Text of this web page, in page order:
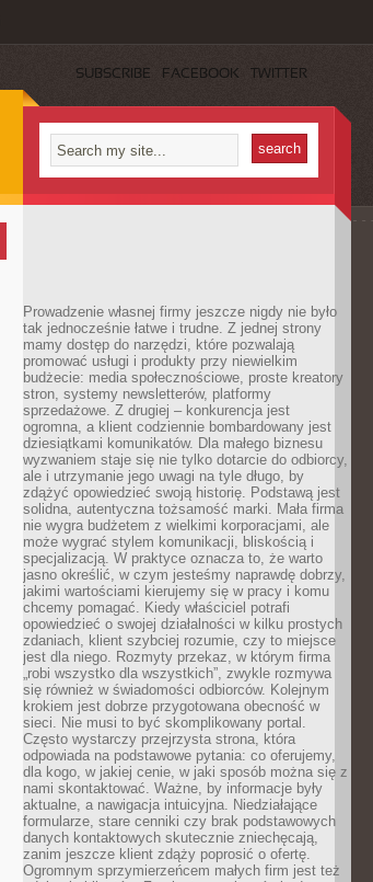
SUBSCRIBE FACEBOOK TWITTER
Prowadzenie własnej firmy jeszcze nigdy nie było
tak jednocześnie łatwe i trudne. Z jednej strony
mamy dostęp do narzędzi, które pozwalają
promować usługi i produkty przy niewielkim
budżecie: media społecznościowe, proste kreatory
stron, systemy newsletterów, platformy
sprzedażowe. Z drugiej – konkurencja jest
ogromna, a klient codziennie bombardowany jest
dziesiątkami komunikatów. Dla małego biznesu
wyzwaniem staje się nie tylko dotarcie do odbiorcy,
ale i utrzymanie jego uwagi na tyle długo, by
zdążyć opowiedzieć swoją historię. Podstawą jest
solidna, autentyczna tożsamość marki. Mała firma
nie wygra budżetem z wielkimi korporacjami, ale
może wygrać stylem komunikacji, bliskością i
specjalizacją. W praktyce oznacza to, że warto
jasno określić, w czym jesteśmy naprawdę dobrzy,
jakimi wartościami kierujemy się w pracy i komu
chcemy pomagać. Kiedy właściciel potrafi
opowiedzieć o swojej działalności w kilku prostych
zdaniach, klient szybciej rozumie, czy to miejsce
jest dla niego. Rozmyty przekaz, w którym firma
„robi wszystko dla wszystkich”, zwykle rozmywa
się również w świadomości odbiorców. Kolejnym
krokiem jest dobrze przygotowana obecność w
sieci. Nie musi to być skomplikowany portal.
Często wystarczy przejrzysta strona, która
odpowiada na podstawowe pytania: co oferujemy,
dla kogo, w jakiej cenie, w jaki sposób można się z
nami skontaktować. Ważne, by informacje były
aktualne, a nawigacja intuicyjna. Niedziałające
formularze, stare cenniki czy brak podstawowych
danych kontaktowych skutecznie zniechęcają,
zanim jeszcze klient zdąży poprosić o ofertę.
Ogromnym sprzymierzeńcem małych firm jest też